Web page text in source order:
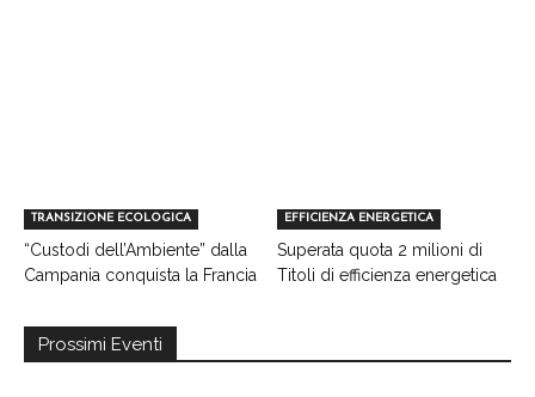
TRANSIZIONE ECOLOGICA
“Custodi dell’Ambiente” dalla
Campania conquista la Francia
EFFICIENZA ENERGETICA
Superata quota 2 milioni di
Titoli di efficienza energetica
Prossimi Eventi